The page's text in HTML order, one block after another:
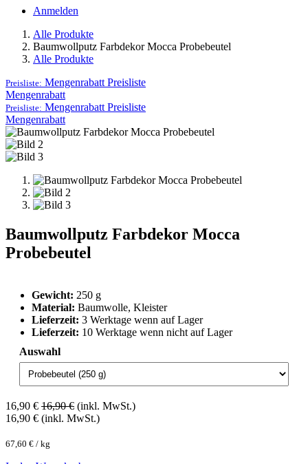
Anmelden
Alle Produkte
Baumwollputz Farbdekor Mocca Probebeutel
Alle Produkte
Preisliste: Mengenrabatt Preisliste
Mengenrabatt
Preisliste: Mengenrabatt Preisliste
Mengenrabatt
Baumwollputz Farbdekor Mocca
Probebeutel
Gewicht: 250 g
Material: Baumwolle, Kleister
Lieferzeit: 3 Werktage wenn auf Lager
Lieferzeit: 10 Werktage wenn nicht auf Lager
Auswahl
16,90 € 16,90€ (inkl. MwSt.)
16,90 € (inkl. MwSt.)
67,60 € / kg